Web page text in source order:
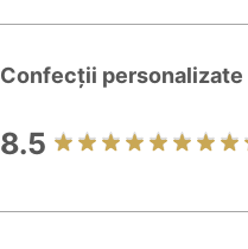
Confecții personalizate
8.5